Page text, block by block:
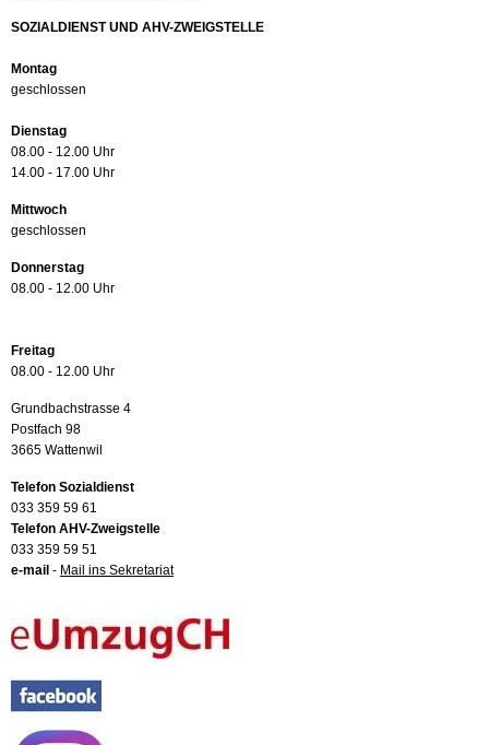
SOZIALDIENST UND AHV-ZWEIGSTELLE
Montag
geschlossen
Dienstag
08.00 - 12.00 Uhr
14.00 - 17.00 Uhr
Mittwoch
geschlossen
Donnerstag
08.00 - 12.00 Uhr
Freitag
08.00 - 12.00 Uhr
Grundbachstrasse 4
Postfach 98
3665 Wattenwil
Telefon Sozialdienst
033 359 59 61
Telefon AHV-Zweigstelle
033 359 59 51
e-mail - Mail ins Sekretariat